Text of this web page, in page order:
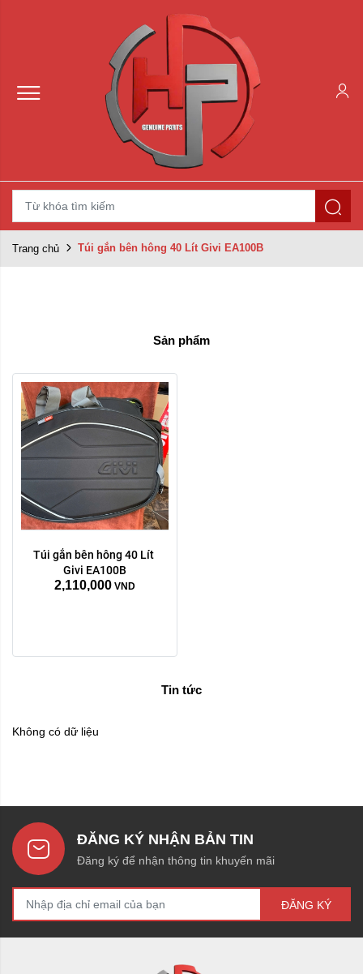
Trang chủ Túi gắn bên hông 40 Lít Givi EA100B
Sản phẩm
Túi gắn bên hông 40 Lít
Givi EA100B
2,110,000 VND
Tin tức
Không có dữ liệu
ĐĂNG KÝ NHẬN BẢN TIN
Đăng ký để nhận thông tin khuyến mãi
ĐĂNG KÝ